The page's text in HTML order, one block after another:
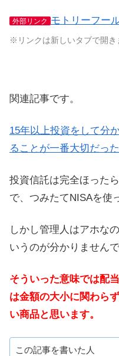
外部リンク モトリーフー
※リンクは新しいタブで開き
関連記事です。
15年以上投資をして分
ることが一番大切だった
投資信託は完全ほった
で、つみたてNISAを使
しかし管理人はアホな
いうのが分かりませんで
そういった意味では配
は金額の大小に関わら
い商品と思います。
この記事を書いた人